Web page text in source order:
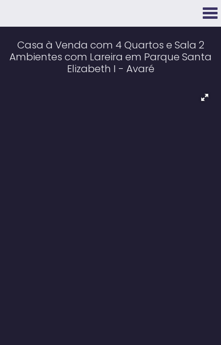
Casa à Venda com 4 Quartos e Sala 2
Ambientes com Lareira em Parque Santa
Elizabeth I - Avaré